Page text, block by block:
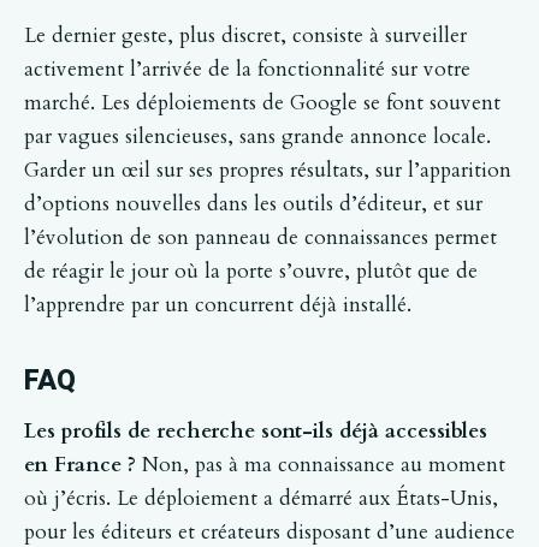
Le dernier geste, plus discret, consiste à surveiller
activement l’arrivée de la fonctionnalité sur votre
marché. Les déploiements de Google se font souvent
par vagues silencieuses, sans grande annonce locale.
Garder un œil sur ses propres résultats, sur l’apparition
d’options nouvelles dans les outils d’éditeur, et sur
l’évolution de son panneau de connaissances permet
de réagir le jour où la porte s’ouvre, plutôt que de
l’apprendre par un concurrent déjà installé.
FAQ
Les profils de recherche sont-ils déjà accessibles
en France ? Non, pas à ma connaissance au moment
où j’écris. Le déploiement a démarré aux États-Unis,
pour les éditeurs et créateurs disposant d’une audience